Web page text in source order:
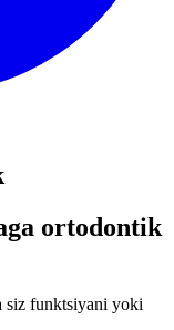
ortodontik
siz funktsiyani yoki